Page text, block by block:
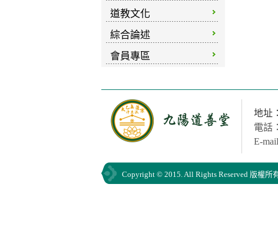
道教文化
綜合論述
會員專區
地址
電話
E-
Copyright © 2015. All Rights Reserved 版權所